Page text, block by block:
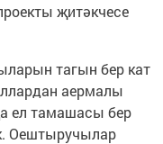
җитәкчесе
тагын бер кат
аермалы
ел тамашасы бер
Оештыручылар